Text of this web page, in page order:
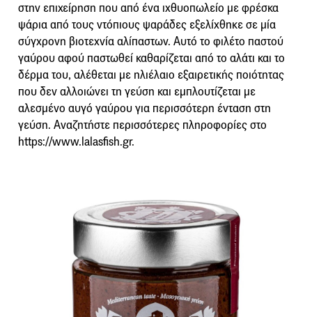
στην επιχείρηση που από ένα ιχθυοπωλείο με φρέσκα
ψάρια από τους ντόπιους ψαράδες εξελίχθηκε σε μία
σύγχρονη βιοτεχνία αλίπαστων. Αυτό το φιλέτο παστού
γαύρου αφού παστωθεί καθαρίζεται από το αλάτι και το
δέρμα του, αλέθεται με ηλιέλαιο εξαιρετικής ποιότητας
που δεν αλλοιώνει τη γεύση και εμπλουτίζεται με
αλεσμένο αυγό γαύρου για περισσότερη ένταση στη
γεύση. Αναζητήστε περισσότερες πληροφορίες στο
https://www.lalasfish.gr.